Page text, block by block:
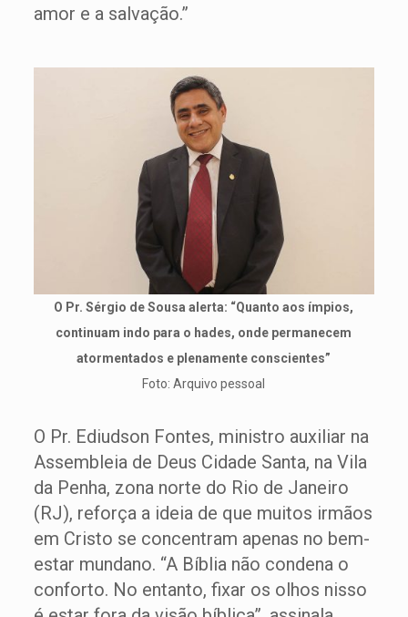
amor e a salvação.”
O Pr. Sérgio de Sousa alerta: “Quanto aos ímpios,
continuam indo para o hades, onde permanecem
atormentados e plenamente conscientes”
Foto: Arquivo pessoal
O Pr. Ediudson Fontes, ministro auxiliar na
Assembleia de Deus Cidade Santa, na Vila
da Penha, zona norte do Rio de Janeiro
(RJ), reforça a ideia de que muitos irmãos
em Cristo se concentram apenas no bem-
estar mundano. “A Bíblia não condena o
conforto. No entanto, fixar os olhos nisso